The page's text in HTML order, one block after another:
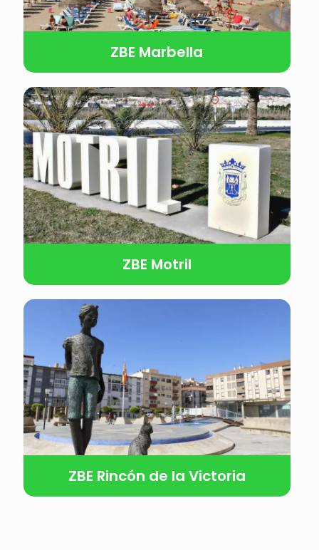
ZBE Marbella
ZBE Motril
ZBE Rincón de la Victoria